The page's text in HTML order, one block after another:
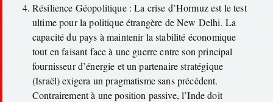
Résilience Géopolitique : La crise d’Hormuz est le test
ultime pour la politique étrangère de New Delhi. La
capacité du pays à maintenir la stabilité économique
tout en faisant face à une guerre entre son principal
fournisseur d’énergie et un partenaire stratégique
(Israël) exigera un pragmatisme sans précédent.
Contrairement à une position passive, l’Inde doit